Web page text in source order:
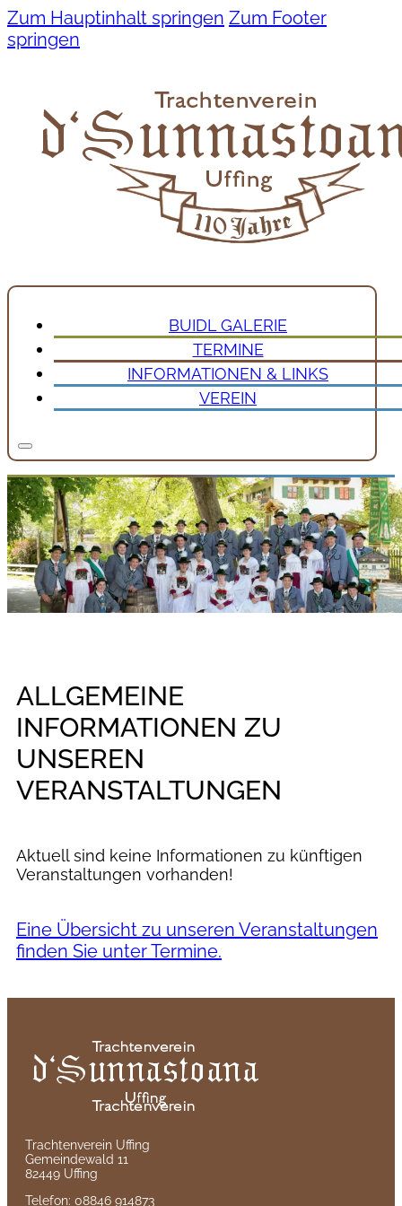
Zum Hauptinhalt springen Zum Footer
springen
BUIDL GALERIE
TERMINE
INFORMATIONEN & LINKS
VEREIN
ALLGEMEINE
INFORMATIONEN ZU
UNSEREN
VERANSTALTUNGEN
Aktuell sind keine Informationen zu künftigen
Veranstaltungen vorhanden!
Eine Übersicht zu unseren Veranstaltungen
finden Sie unter Termine.
Trachtenverein Uffing
Gemeindewald 11
82449 Uffing
Telefon: 08846 914873